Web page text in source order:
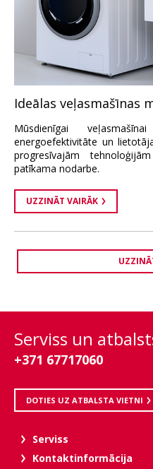
Ideālas veļasmašīnas
Mūsdienīgai
energoefektivitāte un
progresīvajām
patīkama nodarbe.
UZZINĀT VAIRĀK
Serviss un
+371 67717060
DOTIES UZ ATBALSTA VIETNI
Serviss
Kontaktinformācija